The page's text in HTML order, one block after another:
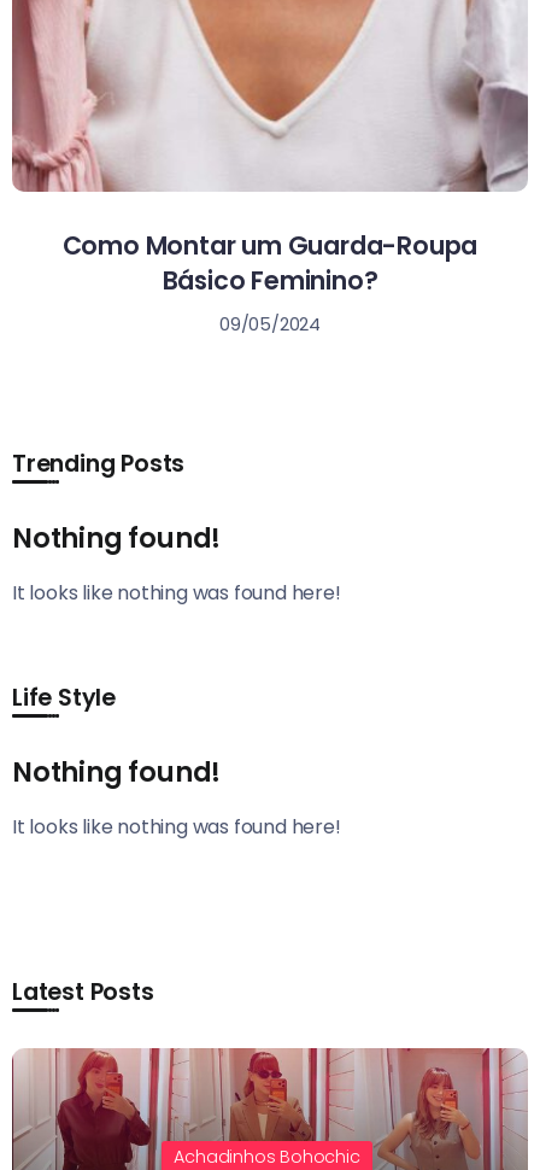
Como Montar um Guarda-Roupa
Básico Feminino?
09/05/2024
Trending Posts
Nothing found!
It looks like nothing was found here!
Life Style
Nothing found!
It looks like nothing was found here!
Latest Posts
Achadinhos Bohochic